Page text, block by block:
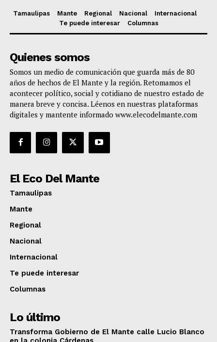
Tamaulipas Mante Regional Nacional
Internacional
Te puede interesar
Columnas
Quienes somos
Somos un medio de comunicación que guarda más de 80
años de hechos de El Mante y la región. Retomamos el
acontecer político, social y cotidiano de nuestro estado de
manera breve y concisa. Léenos en nuestras plataformas
digitales y mantente informado www.elecodelmante.com
El Eco Del Mante
Tamaulipas
Mante
Regional
Nacional
Internacional
Te puede interesar
Columnas
Lo último
Transforma Gobierno de El Mante calle Lucio Blanco